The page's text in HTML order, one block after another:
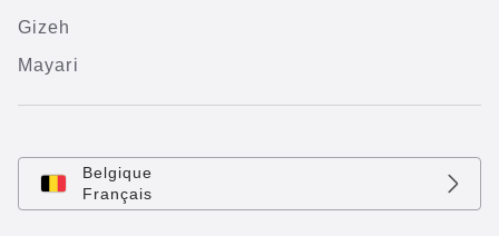
Gizeh
Mayari
Belgique
Français